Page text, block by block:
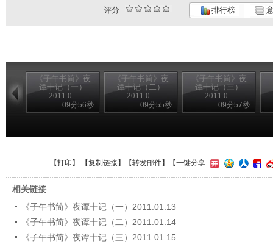
评分 排行榜
《子午书简》夜
谭十记（一）
2011.0...
09分56秒
《子午书简》夜
谭十记（二）
2011.0...
09分55秒
《子午书简》夜
谭十记（三）
2011.0...
09分57秒
【打印 】 【复制链接】【转发邮件】 【一键分享
相关链接
《子午书简》夜谭十记（一）2011.01.13
《子午书简》夜谭十记（二）2011.01.14
《子午书简》夜谭十记（三）2011.01.15